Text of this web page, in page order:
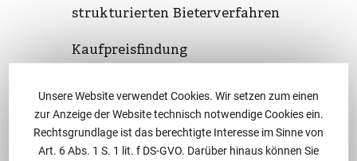
strukturierten Bieterverfahren
Kaufpreisfindung
Vorbereitung und Ablauf einer
Due Dilligence
Unsere Website verwendet Cookies. Wir setzen zum einen
zur Anzeige der Website technisch notwendige Cookies ein.
Rechtsgrundlage ist das berechtigte Interesse im Sinne von
Art. 6 Abs. 1 S. 1 lit. f DS-GVO. Darüber hinaus können Sie